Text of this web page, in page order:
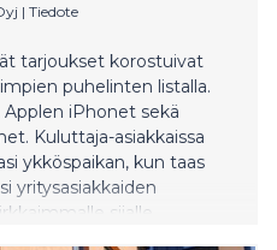
| Tiedote
tarjoukset korostuivat
puhelinten listalla.
iPhonet sekä
Kuluttaja-asiakkaissa
ykköspaikan, kun taas
yritysasiakkaiden
sijalle.